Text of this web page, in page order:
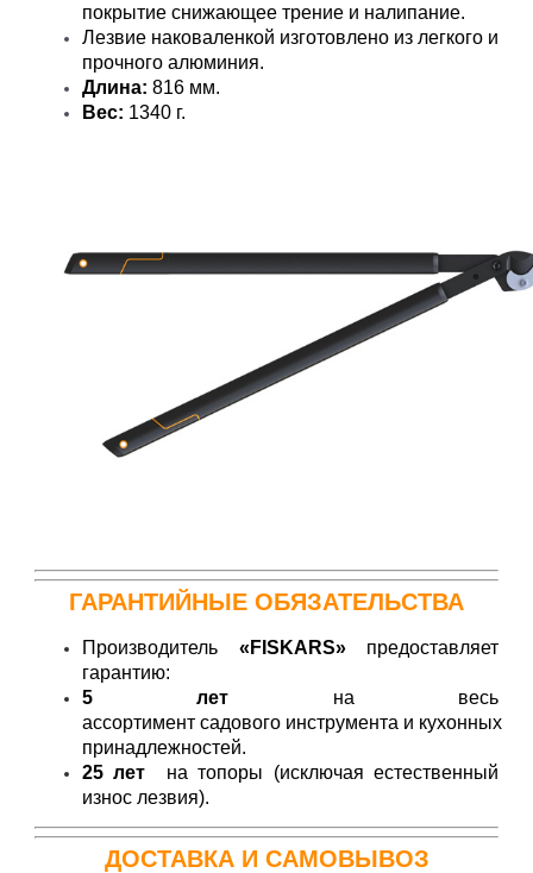
покрытие снижающее трение и налипание.
Лезвие наковаленкой изготовлено из легкого и
прочного алюминия.
Длина: 816 мм.
Вес: 1340 г.
ГАРАНТИЙНЫЕ ОБЯЗАТЕЛЬСТВА
Производитель «FISKARS» предоставляет
гарантию:
5 лет на
весь
ассортимент садового инструмента и кухонных
принадлежностей.
25 лет
на топоры (исключая естественный
износ лезвия).
ДОСТАВКА И САМОВЫВОЗ